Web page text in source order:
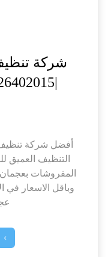
شركة
|0526402015| غسيل السجاد
أفضل شركة
التنظيف العميق
المفروشات
وباقل الاسعار